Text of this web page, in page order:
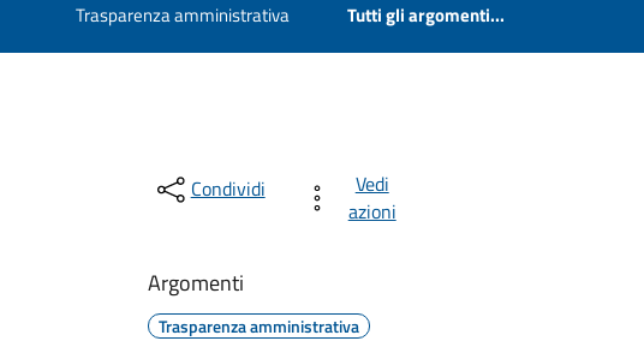
Trasparenza amministrativa Tutti gli argomenti...
Condividi
Vedi
azioni
Argomenti
Trasparenza amministrativa